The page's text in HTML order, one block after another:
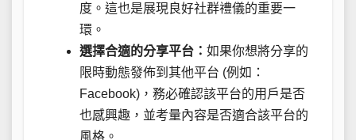
度。這也是展現良好社群禮儀的重要一
環。
選擇合適的分享平台： 如果你想將分享的
限時動態發佈到其他平台 (例如：
Facebook)，務必確認該平台的用戶是否
也感興趣，並考量內容是否適合該平台的
風格。